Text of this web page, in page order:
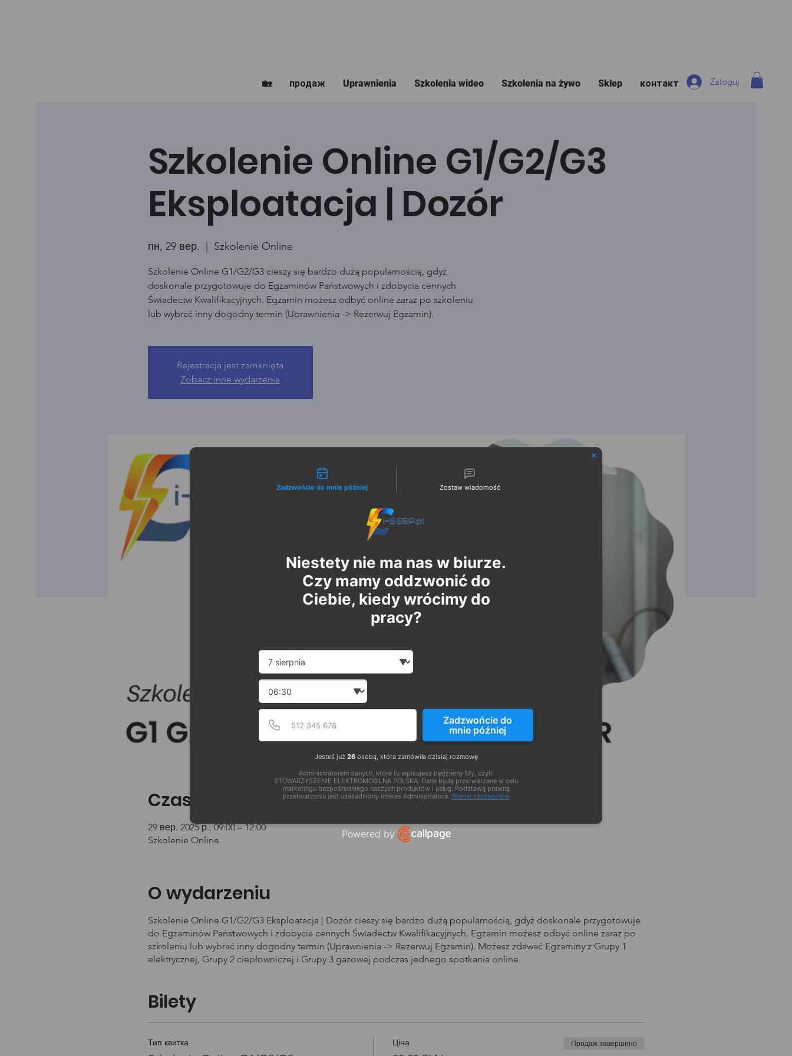
🏡 продаж Uprawnienia Szkolenia wideo Szkolenia na żywo Sklep контакт Zaloguj
Szkolenie Online G1/G2/G3
Eksploatacja | Dozór
пн, 29 вер.
  |
Szkolenie Online
Szkolenie Online G1/G2/G3 cieszy się bardzo dużą popularnością, gdyż
doskonale przygotowuje do Egzaminów Państwowych i zdobycia cennych
Świadectw Kwalifikacyjnych. Egzamin możesz odbyć online zaraz po szkoleniu
lub wybrać inny dogodny termin (Uprawnienia -> Rezerwuj Egzamin).
Rejestracja jest zamknięta
Zobacz inne wydarzenia
Czas i lokalizacja
29 вер. 2025 р., 09:00 – 12:00
Szkolenie Online
O wydarzeniu
Szkolenie Online G1/G2/G3 Eksploatacja | Dozór cieszy się bardzo dużą popularnością, gdyż doskonale przygotowuje
do Egzaminów Państwowych i zdobycia cennych Świadectw Kwalifikacyjnych. Egzamin możesz odbyć online zaraz po
szkoleniu lub wybrać inny dogodny termin (Uprawnienia -> Rezerwuj Egzamin). Możesz zdawać Egzaminy z Grupy 1
elektrycznej, Grupy 2 ciepłowniczej i Grupy 3 gazowej podczas jednego spotkania online.
Bilety
Тип квитка Ціна Продаж завершено
Możliwości kontaktu
Zadzwońcie do mnie później Zostaw wiadomość
Niestety nie ma nas w biurze.
Czy mamy oddzwonić do
Ciebie, kiedy wrócimy do
pracy?
Date and time slection for scheduled call
Wybierz datę
Wybierz godzinę
Numer telefonu
Podaj poprawny numer telefonu w formacie E164
Zadzwońcie do
mnie później
Jesteś już 26osobą, która zamówiła dzisiaj rozmowę
Administratorem danych, które tu wpisujesz będziemy My, czyli:
STOWARZYSZENIE ELEKTROMOBILNA POLSKA. Dane będą przetwarzane w celu
marketingu bezpośredniego naszych produktów i usług. Podstawą prawną
przetwarzania jest uzasadniony interes Administratora. Więcej szczegółów
Powered by